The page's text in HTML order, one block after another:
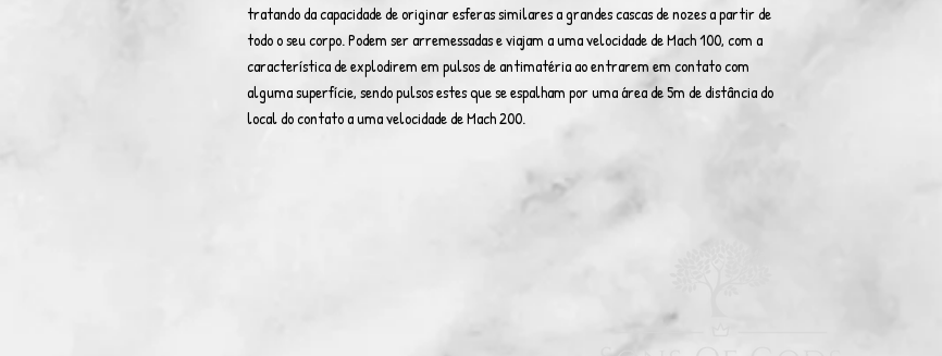
tratando da capacidade de originar esferas similares a grandes cascas de nozes a partir de
todo o seu corpo. Podem ser arremessadas e viajam a uma velocidade de Mach 100, com a
característica de explodirem em pulsos de antimatéria ao entrarem em contato com
alguma superfície, sendo pulsos estes que se espalham por uma área de 5m de distância do
local do contato a uma velocidade de Mach 200.